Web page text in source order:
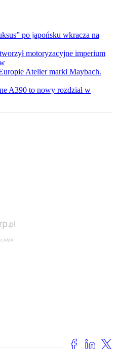
po japońsku wkracza na
motoryzacyjne imperium
Atelier marki Maybach.
A390 to nowy rozdział w